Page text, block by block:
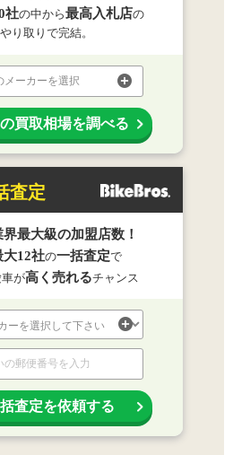
社の中から最高入札店の
り取りで完結。
メーカーを選択
買取相場を調べる
査定
界最大級の加盟店数！
大12社の一括査定で
が高く売れるチャンス
査定を依頼する